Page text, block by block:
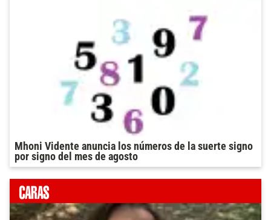
Mhoni Vidente anuncia los números de la suerte signo
por signo del mes de agosto